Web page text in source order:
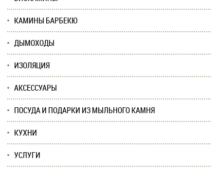
КАМИНЫ БАРБЕКЮ
ДЫМОХОДЫ
ИЗОЛЯЦИЯ
АКСЕССУАРЫ
ПОСУДА И ПОДАРКИ ИЗ МЫЛЬНОГО КАМНЯ
КУХНИ
УСЛУГИ